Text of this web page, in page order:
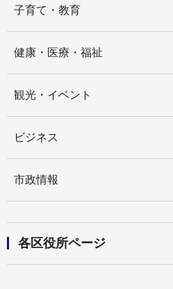
子育て・教育
健康・医療・福祉
観光・イベント
ビジネス
市政情報
各区役所ページ